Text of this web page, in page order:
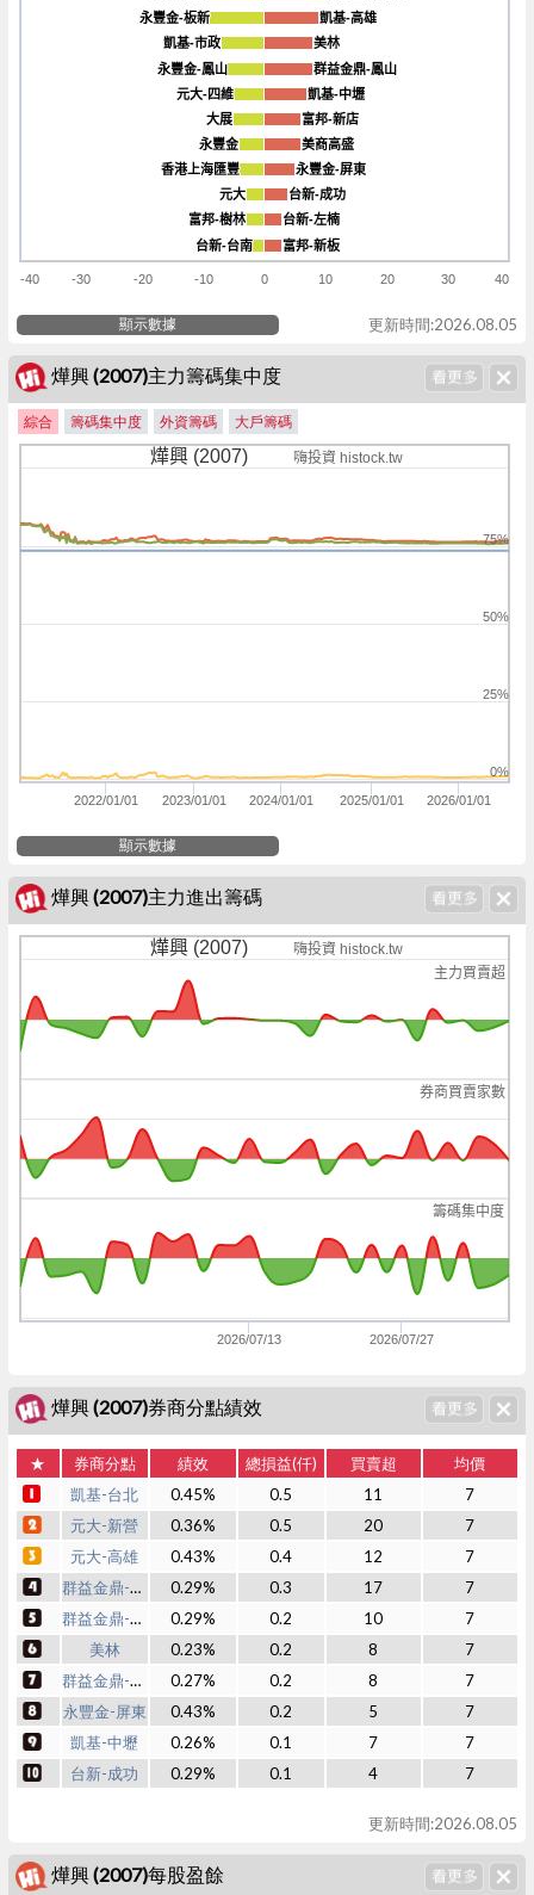
凱基-高雄
凱基-高雄
美林
美林
群益金鼎-鳳山
群益金鼎-鳳山
凱基-中壢
凱基-中壢
富邦-新店
富邦-新店
美商高盛
美商高盛
永豐金-屏東
永豐金-屏東
台新-成功
台新-成功
台新-左楠
台新-左楠
富邦-新板
富邦-新板
永豐金-板新
永豐金-板新
凱基-市政
凱基-市政
永豐金-鳳山
永豐金-鳳山
元大-四維
元大-四維
大展
大展
永豐金
永豐金
香港上海匯豐
香港上海匯豐
元大
元大
富邦-樹林
富邦-樹林
台新-台南
台新-台南
-40 -30 -20 -10 0 10 20 30 40
顯示數據 更新時間:2026.08.05
燁興 (2007)主力籌碼集中度
綜合 籌碼集中度 外資籌碼 大戶籌碼
燁興 (2007) 嗨投資 histock.tw
2022/01/01 2023/01/01 2024/01/01 2025/01/01 2026/01/01
0%
25%
50%
75%
顯示數據
燁興 (2007)主力進出籌碼
主力買賣超
券商買賣家數
籌碼集中度
燁興 (2007) 嗨投資 histock.tw
2026/07/13 2026/07/27
燁興 (2007)券商分點績效
★ 券商分點 績效 總損益(仟) 買賣超
均價
凱基-台北
0.45% 0.5 11
7
元大-新營
0.36% 0.5 20
7
元大-高雄
0.43% 0.4 12
7
群益金鼎-開元
0.29% 0.3 17
7
群益金鼎-彰化
0.29% 0.2 10
7
美林
0.23% 0.2 8
7
群益金鼎-鳳山
0.27% 0.2 8
7
永豐金-屏東
0.43% 0.2 5
7
凱基-中壢
0.26% 0.1 7
7
台新-成功
0.29% 0.1 4 7
更新時間:2026.08.05
燁興 (2007)每股盈餘